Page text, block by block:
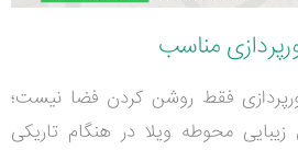
مناسب
فقط روشن کردن فضا نیست؛
محوطه ویلا در هنگام تاریکی